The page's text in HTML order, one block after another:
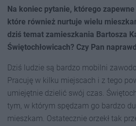
Na koniec pytanie, którego
które również nurtuje wielu
dziś temat zamieszkania Bartosza
Świętochłowicach? Czy Pan
Dziś ludzie są bardzo mobilni
Pracuję w kilku miejscach i z tego
umiejętnie dzielić swój czas.
tym, w którym spędzam go bardzo
mieszkam. Ostatecznie orzekł tak